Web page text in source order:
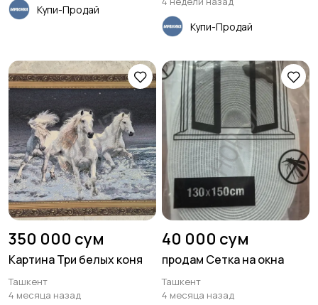
Купи-Продай
Купи-Продай
350 000 сум
Картина Три белых коня
Ташкент
4 месяца назад
40 000 сум
продам Сетка на окна
Ташкент
4 месяца назад